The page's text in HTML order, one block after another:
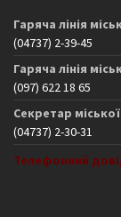
Гаряча лінія
(04737) 2-39-45
Гаряча лінія
(097) 622 18 65
Секретар
(04737) 2-30-31
Телефонний